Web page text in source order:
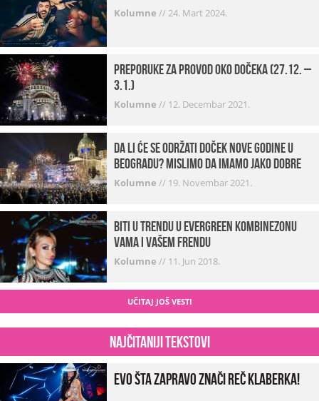
Kolumne //24. Mart 2024.
Preporuke za provod oko dočeka (27.12. –
3.1.)
Kolumne // 12. Decembar 2021.
Da li će se održati doček Nove godine u
Beogradu? Mislimo da imamo jako DOBRE
VESTI!
Kolumne // 19. Novembar 2021.
Biti u trendu u Evergreen kombinezonu
vama i vašem frendu
Kolumne // 11. Jun 2018.
UČITAJ JOŠ VESTI
Najčitaniji tekstovi
Evo šta zapravo znači reč klaberka!